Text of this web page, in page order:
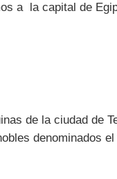
a la capital de
de la ciudad de
denominados el